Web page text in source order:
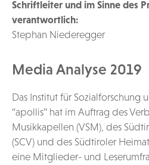
Schriftleiter und im Sinne des
verantwortlich:
Stephan Niederegger
Media Analyse 2019
Das Institut für Sozialforschung
“apollis” hat im Auftrag des
Musikkapellen (VSM), des
(SCV) und des Südtiroler
eine Mitglieder- und